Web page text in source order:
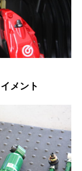
メント